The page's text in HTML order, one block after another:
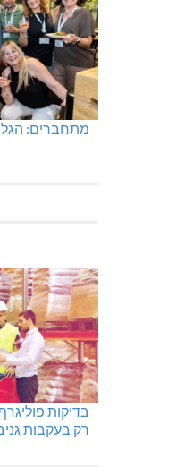
מתחברים:
בדיקות
רק בעקבות